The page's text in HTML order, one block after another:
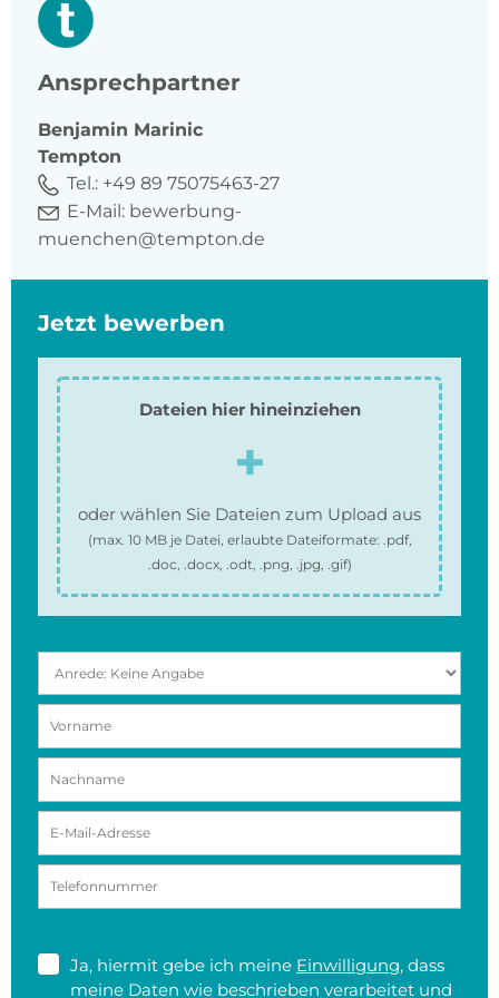
Ansprechpartner
Benjamin Marinic
Tempton
Tel.: +49 89 75075463-27
E-Mail: bewerbung-
muenchen@tempton.de
Jetzt bewerben
Dateien hier hineinziehen
oder wählen Sie Dateien zum Upload aus
(max. 10 MBje Datei, erlaubte Dateiformate: .pdf,
.doc, .docx, .odt, .png, .jpg, .gif)
Ja, hiermit gebe ich meine Einwilligung, dass
meine Daten wie beschrieben verarbeitet und